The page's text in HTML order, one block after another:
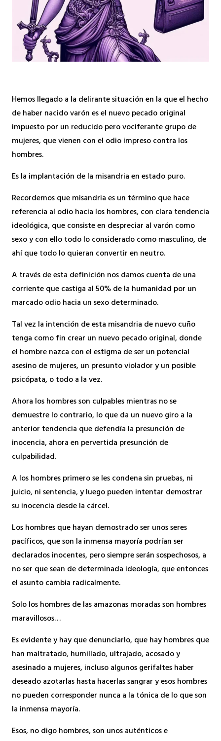
Hemos llegado a la delirante situación en la que el hecho
de haber nacido varón es el nuevo pecado original
impuesto por un reducido pero vociferante grupo de
mujeres, que vienen con el odio impreso contra los
hombres.
Es la implantación de la misandria en estado puro.
Recordemos que misandria es un término que hace
referencia al odio hacia los hombres, con clara tendencia
ideológica, que consiste en despreciar al varón como
sexo y con ello todo lo considerado como masculino, de
ahí que todo lo quieran convertir en neutro.
A través de esta definición nos damos cuenta de una
corriente que castiga al 50% de la humanidad por un
marcado odio hacia un sexo determinado.
Tal vez la intención de esta misandria de nuevo cuño
tenga como fin crear un nuevo pecado original, donde
el hombre nazca con el estigma de ser un potencial
asesino de mujeres, un presunto violador y un posible
psicópata, o todo a la vez.
Ahora los hombres son culpables mientras no se
demuestre lo contrario, lo que da un nuevo giro a la
anterior tendencia que defendía la presunción de
inocencia, ahora en pervertida presunción de
culpabilidad.
A los hombres primero se les condena sin pruebas, ni
juicio, ni sentencia, y luego pueden intentar demostrar
su inocencia desde la cárcel.
Los hombres que hayan demostrado ser unos seres
pacíficos, que son la inmensa mayoría podrían ser
declarados inocentes, pero siempre serán sospechosos, a
no ser que sean de determinada ideología, que entonces
el asunto cambia radicalmente.
Solo los hombres de las amazonas moradas son hombres
maravillosos…
Es evidente y hay que denunciarlo, que hay hombres que
han maltratado, humillado, ultrajado, acosado y
asesinado a mujeres, incluso algunos gerifaltes haber
deseado azotarlas hasta hacerlas sangrar y esos hombres
no pueden corresponder nunca a la tónica de lo que son
la inmensa mayoría.
Esos, no digo hombres, son unos auténticos e